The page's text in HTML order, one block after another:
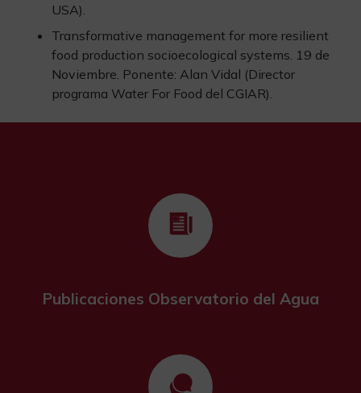
USA).
Transformative management for more resilient
food production socioecological systems. 19 de
Noviembre. Ponente: Alan Vidal (Director
programa Water For Food del CGIAR).
Publicaciones Observatorio del Agua